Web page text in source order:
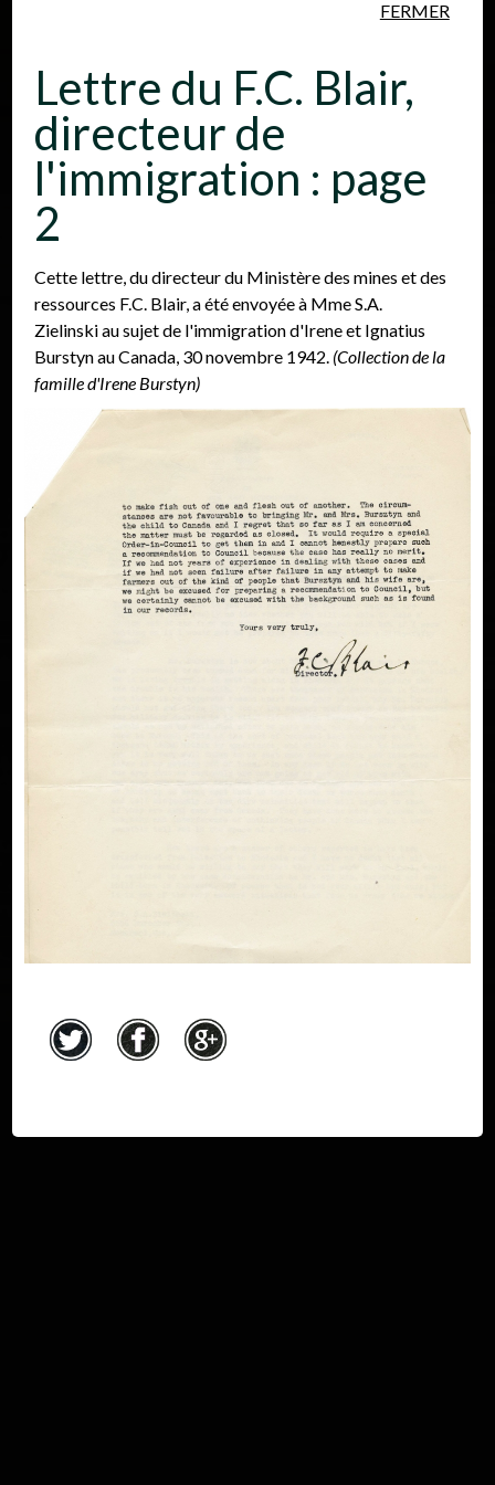
Personnes
Lettre du F.C. Blair,
directeur de
l'immigration : page
2
FERMER
Cette lettre, du directeur du Ministère des mines et des
ressources F.C. Blair, a été envoyée à Mme S.A.
Zielinski au sujet de l'immigration d'Irene et Ignatius
Burstyn au Canada, 30 novembre 1942. (Collection de la
famille d'Irene Burstyn)